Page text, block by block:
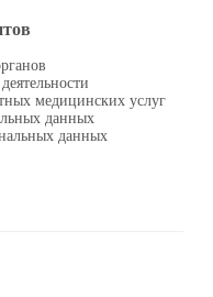
медицинских услуг
данных
данных